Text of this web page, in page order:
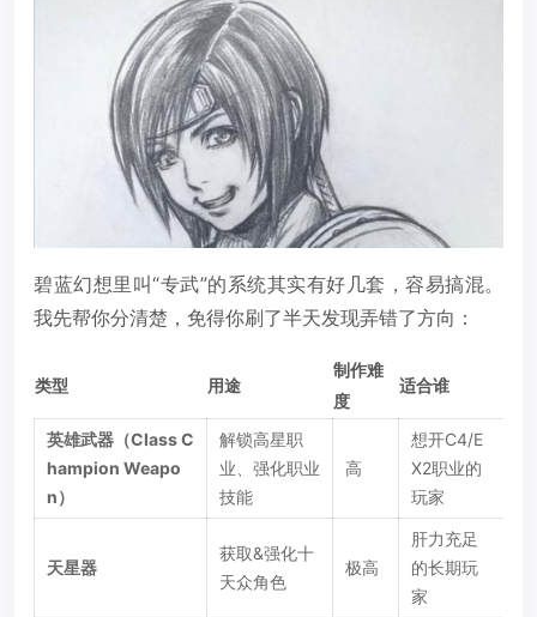
碧蓝幻想里叫“专武”的系统其实有好几套，容易搞混。
我先帮你分清楚，免得你刷了半天发现弄错了方向：
类型 用途
制作难
度
适合谁
英雄武器（Class C
hampion Weapo
n）
解锁高星职
业、强化职业
技能
高
想开C4/E
X2职业的
玩家
天星器
获取&强化十
天众角色
极高
肝力充足
的长期玩
家